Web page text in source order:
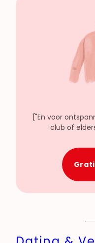
{"En voor
club of